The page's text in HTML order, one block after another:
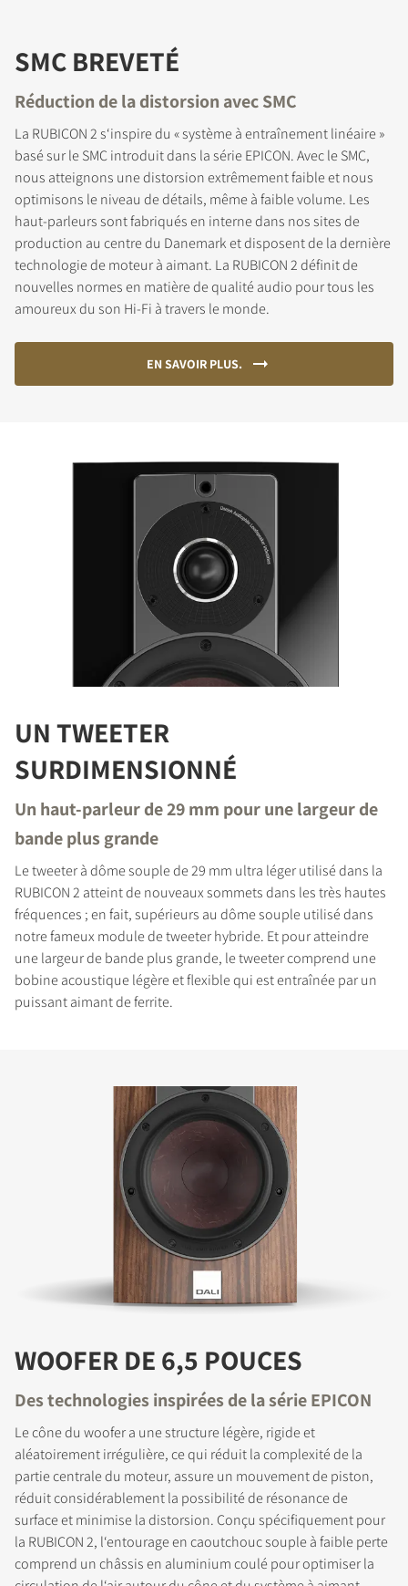
SMC BREVETÉ
Réduction de la distorsion avec SMC
La RUBICON 2 s‘inspire du « système à entraînement linéaire »
basé sur le SMC introduit dans la série EPICON. Avec le SMC,
nous atteignons une distorsion extrêmement faible et nous
optimisons le niveau de détails, même à faible volume. Les
haut-parleurs sont fabriqués en interne dans nos sites de
production au centre du Danemark et disposent de la dernière
technologie de moteur à aimant. La RUBICON 2 définit de
nouvelles normes en matière de qualité audio pour tous les
amoureux du son Hi-Fi à travers le monde.
EN SAVOIR PLUS.
UN TWEETER
SURDIMENSIONNÉ
Un haut-parleur de 29 mm pour une largeur de
bande plus grande
Le tweeter à dôme souple de 29 mm ultra léger utilisé dans la
RUBICON 2 atteint de nouveaux sommets dans les très hautes
fréquences ; en fait, supérieurs au dôme souple utilisé dans
notre fameux module de tweeter hybride. Et pour atteindre
une largeur de bande plus grande, le tweeter comprend une
bobine acoustique légère et flexible qui est entraînée par un
puissant aimant de ferrite.
WOOFER DE 6,5 POUCES
Des technologies inspirées de la série EPICON
Le cône du woofer a une structure légère, rigide et
aléatoirement irrégulière, ce qui réduit la complexité de la
partie centrale du moteur, assure un mouvement de piston,
réduit considérablement la possibilité de résonance de
surface et minimise la distorsion. Conçu spécifiquement pour
la RUBICON 2, l‘entourage en caoutchouc souple à faible perte
comprend un châssis en aluminium coulé pour optimiser la